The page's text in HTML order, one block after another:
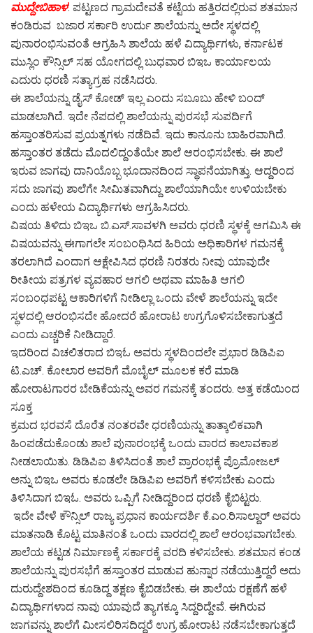
ಮುದ್ದೇಬಿಹಾಳ: ಪಟ್ಟಣದ ಗ್ರಾಮದೇವತೆ ಕಟ್ಟೆಯ ಹತ್ತಿರದಲ್ಲಿರುವ ಶತಮಾನ
ಕಂಡಿರುವ ಬಜಾರ ಸರ್ಕಾರಿ ಉರ್ದು ಶಾಲೆಯನ್ನು ಅದೇ ಸ್ಥಳದಲ್ಲಿ
ಪುನಾರಂಭಿಸುವಂತೆ ಆಗ್ರಹಿಸಿ ಶಾಲೆಯ ಹಳೆ ವಿದ್ಯಾರ್ಥಿಗಳು, ಕರ್ನಾಟಕ
ಮುಸ್ಲಿಂ ಕೌನ್ಸಿಲ್ ಸಹ ಯೋಗದಲ್ಲಿ ಬುಧವಾರ ಬಿಇಒ ಕಾರ್ಯಾಲಯ
ಎದುರು ಧರಣಿ ಸತ್ಯಾಗ್ರಹ ನಡೆಸಿದರು.
ಈ ಶಾಲೆಯನ್ನು ಡೈಸ್ ಕೋಡ್ ಇಲ್ಲ ಎಂದು ಸಬೂಬು ಹೇಳಿ ಬಂದ್
ಮಾಡಲಾಗಿದೆ. ಇದೇ ನೆಪದಲ್ಲಿ ಶಾಲೆಯನ್ನು ಪುರಸಭೆ ಸುಪರ್ದಿಗೆ
ಹಸ್ತಾಂತರಿಸುವ ಪ್ರಯತ್ನಗಳು ನಡೆದಿವೆ. ಇದು ಕಾನೂನು ಬಾಹಿರವಾಗಿದೆ.
ಹಸ್ತಾಂತರ ತಡೆದು ಮೊದಲಿದ್ದಂತೆಯೇ ಶಾಲೆ ಆರಂಭಿಸಬೇಕು. ಈ ಶಾಲೆ
ಇರುವ ಜಾಗವು ದಾನಿಯೊಬ್ಬ ಭೂದಾನದಿಂದ ಸ್ಥಾಪನೆಯಾಗಿತ್ತು. ಆದ್ದರಿಂದ
ಸದು ಜಾಗವು ಶಾಲೆಗೇ ಸೀಮಿತವಾಗಿದ್ದು ಶಾಲೆಯಾಗಿಯೇ ಉಳಿಯಬೇಕು
ಎಂದು ಹಳೇಯ ವಿದ್ಯಾರ್ಥಿಗಳು ಆಗ್ರಹಿಸಿದರು.
ವಿಷಯ ತಿಳಿದು ಬಿಇಒ ಬಿ.ಎಸ್.ಸಾವಳಗಿ ಅವರು ಧರಣಿ ಸ್ಥಳಕ್ಕೆ ಆಗಮಿಸಿ ಈ
ವಿಷಯವನ್ನು ಈಗಾಗಲೇ ಸಂಬಂಧಿಸಿದ ಹಿರಿಯ ಅಧಿಕಾರಿಗಳ ಗಮನಕ್ಕೆ
ತರಲಾಗಿದೆ ಎಂದಾಗ ಆಕ್ಷೇಪಿಸಿದ ಧರಣಿ ನಿರತರು ನೀವು ಯಾವುದೇ
ರೀತೀಯ ಪತ್ರಗಳ ವ್ಯವಹಾರ ಆಗಲಿ ಅಥವಾ ಮಾಹಿತಿ ಆಗಲಿ
ಸಂಬಂಧಪಟ್ಟ ಆಕಾರಿಗಳಿಗೆ ನೀಡಿಲ್ಲಾ ಒಂದು ವೇಳೆ ಶಾಲೆಯನ್ನು ಇದೇ
ಸ್ಥಳದಲ್ಲಿ ಆರಂಭಿಸದೇ ಹೋದರೆ ಹೋರಾಟ ಉಗ್ರಗೊಳಿಸಬೇಕಾಗುತ್ತದೆ
ಎಂದು ಎಚ್ಚರಿಕೆ ನೀಡಿದ್ದಾರೆ.
ಇದರಿಂದ ವಿಚಲಿತರಾದ ಬಿಇಓ ಅವರು ಸ್ಥಳದಿಂದಲೇ ಪ್ರಭಾರ ಡಿಡಿಪಿಐ
ಟಿ.ಎಚ್. ಕೋಲಾರ ಅವರಿಗೆ ಮೊಬೈಲ್ ಮೂಲಕ ಕರೆ ಮಾಡಿ
ಹೋರಾಟಗಾರರ ಬೇಡಿಕೆಯನ್ನು ಅವರ ಗಮನಕ್ಕೆ ತಂದರು. ಅತ್ತ ಕಡೆಯಿಂದ
ಸೂಕ್ತ
ಕ್ರಮದ ಭರವಸೆ ದೊರೆತ ನಂತರವೇ ಧರಣಿಯನ್ನು ತಾತ್ಕಾಲಿಕವಾಗಿ
ಹಿಂಪಡೆದುಕೊಂಡು ಶಾಲೆ ಪುನಾರಂಭಕ್ಕೆ ಒಂದು ವಾರದ ಕಾಲಾವಕಾಶ
ನೀಡಲಾಯಿತು. ಡಿಡಿಪಿಐ ತಿಳಿಸಿದಂತೆ ಶಾಲೆ ಪ್ರಾರಂಭಕ್ಕೆ ಪ್ರೊಮೋಜಲ್
ಅನ್ನು ಬಿಇಒ ಅವರು ಕೂಡಲೇ ಡಿಡಿಪಿಐ ಅವರಿಗೆ ಕಳಿಸಬೇಕು ಎಂದು
ತಿಳಿಸಿದಾಗ ಬಿಇಓ. ಅವರು ಒಪ್ಪಿಗೆ ನೀಡಿದ್ದರಿಂದ ಧರಣಿ ಕೈಬಿಟ್ಟರು.
ಇದೇ ವೇಳೆ ಕೌನ್ಸಿಲ್ ರಾಜ್ಯ ಪ್ರಧಾನ ಕಾರ್ಯದರ್ಶಿ ಕೆ.ಎಂ.ರಿಸಾಲ್ದಾರ್ ಅವರು
ಮಾತನಾಡಿ ಕೊಟ್ಟ ಮಾತಿನಂತೆ ಒಂದು ವಾರದಲ್ಲಿ ಶಾಲೆ ಆರಂಭವಾಗಬೇಕು.
ಶಾಲೆಯ ಕಟ್ಟಡ ನಿರ್ಮಾಣಕ್ಕೆ ಸರ್ಕಾರಕ್ಕೆ ವರದಿ ಕಳಿಸಬೇಕು. ಶತಮಾನ ಕಂಡ
ಶಾಲೆಯನ್ನು ಪುರಸಭೆಗೆ ಹಸ್ತಾಂತರ ಮಾಡುವ ಹುನ್ನಾರ ನಡೆಯುತ್ತಿದ್ದರೆ ಅದು
ದುರುದ್ದೇಶದಿಂದ ಕೂಡಿದ್ದ ತಕ್ಷಣ ಕೈಬಿಡಬೇಕು. ಈ ಶಾಲೆಯ ರಕ್ಷಣೆಗೆ ಹಳೆ
ವಿದ್ಯಾರ್ಥಿಗಳಾದ ನಾವು ಯಾವುದೆ ತ್ಯಾಗಕ್ಕೂ ಸಿದ್ದರಿದ್ದೇವೆ. ಈಗಿರುವ
ಜಾಗವನ್ನು ಶಾಲೆಗೆ ಮೀಸಲಿರಿಸದಿದ್ದರೆ ಉಗ್ರ ಹೋರಾಟ ನಡೆಸಬೇಕಾಗುತ್ತದೆ